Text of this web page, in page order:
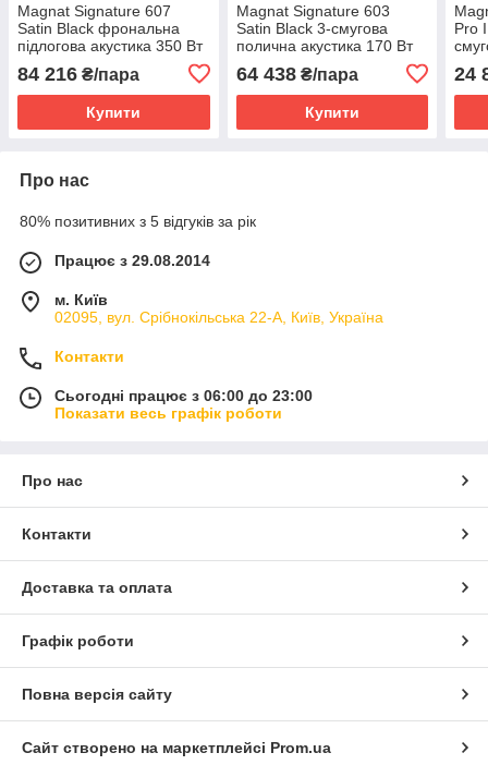
Magnat Signature 607
Satin Black фрональна
підлогова акустика 350 Вт
84 216 ₴/пара
Купити
Magnat Signature 603
Satin Black 3-смугова
полична акустика 170 Вт
64 438₴/пара
Купити
Pro
24
Про нас
80% позитивних з 5 відгуків за рік
Працює з 29.08.2014
м. Київ
02095, вул. Срібнокільська 22-А, Київ, Україна
Контакти
Сьогодні працює з 06:00 до 23:00
Показати весь графік роботи
Про нас
Контакти
Доставка та оплата
Графік роботи
Повна версія сайту
Сайт створено на маркетплейсі Prom.ua